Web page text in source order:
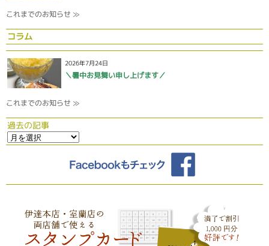
これまでのお知らせ ≫
コラム
2026年7月24日
＼暑中お見舞い申し上げます／
これまでのお知らせ ≫
過去の記事